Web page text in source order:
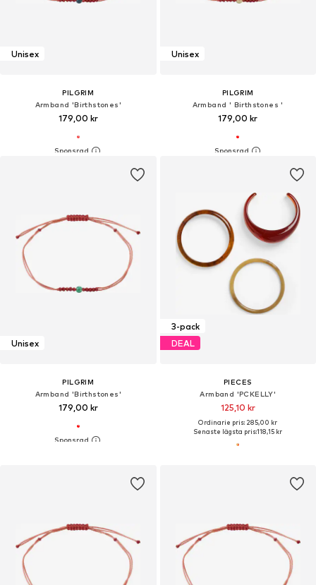
Unisex
PILGRIM
Armband 'Birthstones'
179,00 kr
Unisex
PILGRIM
Armband ' Birthstones '
179,00 kr
Unisex
PILGRIM
Armband 'Birthstones'
179,00 kr
3-pack
DEAL
PIECES
Armband 'PCKELLY'
125,10 kr
Ordinarie pris: 285,00 kr
Senaste lägsta pris:118,15 kr